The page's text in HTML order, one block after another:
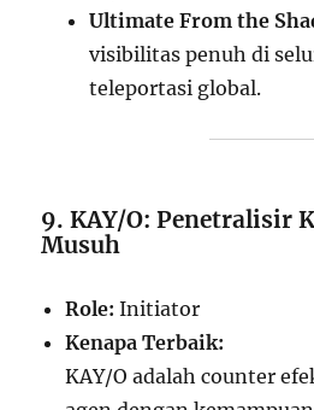
Ultimate From the
visibilitas penuh di
teleportasi global.
9. KAY/O: Penetralisir
Musuh
Role: Initiator
Kenapa Terbaik:
KAY/O adalah counter